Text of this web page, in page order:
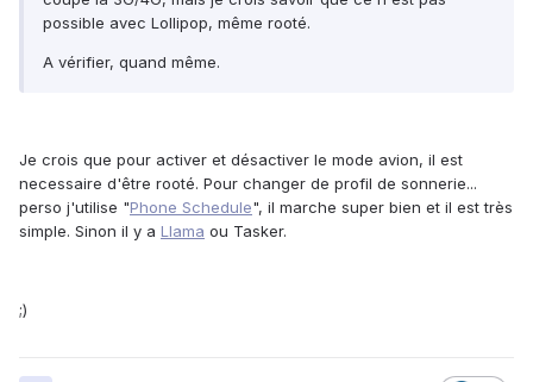
possible avec Lollipop, même rooté.
A vérifier, quand même.
Je crois que pour activer et désactiver le mode avion, il est
necessaire d'être rooté. Pour changer de profil de sonnerie...
perso j'utilise "Phone Schedule", il marche super bien et il est très
simple. Sinon il y a Llama ou Tasker.
;)